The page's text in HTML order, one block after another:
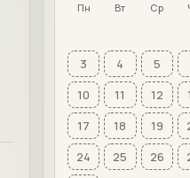
Пн Вт Ср
3
4 5
10
11 12
17
18 19
24
25 26